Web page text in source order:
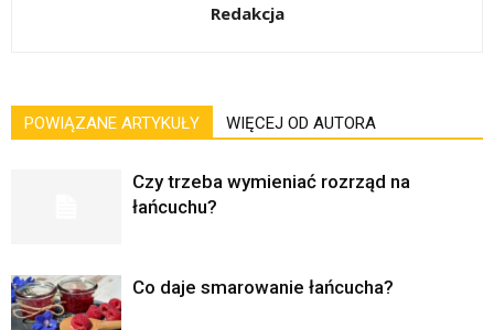
Redakcja
POWIĄZANE ARTYKUŁY WIĘCEJ OD AUTORA
Czy trzeba wymieniać rozrząd na
łańcuchu?
Co daje smarowanie łańcucha?